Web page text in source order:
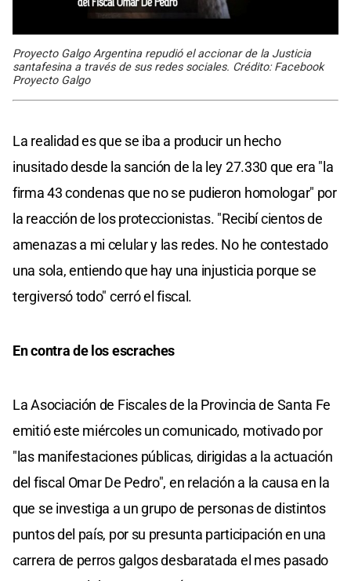
Proyecto Galgo Argentina repudió el accionar de la Justicia
santafesina a través de sus redes sociales. Crédito: Facebook
Proyecto Galgo
La realidad es que se iba a producir un hecho
inusitado desde la sanción de la ley 27.330 que era "la
firma 43 condenas que no se pudieron homologar" por
la reacción de los proteccionistas. "Recibí cientos de
amenazas a mi celular y las redes. No he contestado
una sola, entiendo que hay una injusticia porque se
tergiversó todo" cerró el fiscal.
En contra de los escraches
La Asociación de Fiscales de la Provincia de Santa Fe
emitió este miércoles un comunicado, motivado por
"las manifestaciones públicas, dirigidas a la actuación
del fiscal Omar De Pedro", en relación a la causa en la
que se investiga a un grupo de personas de distintos
puntos del país, por su presunta participación en una
carrera de perros galgos desbaratada el mes pasado